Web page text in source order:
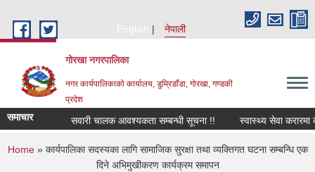
English
नेपाली
गोरखा नगरपालिका
नगर कार्यपालिकाको कार्यालय, डुम्रिडाँडा, गोरखा, गण्डकी
प्रदेश
समाचार सवारी चालक आवश्यकता सम्बन्धी सूचना !! स्वास्थ्य सेवा करारमा
You are here
Home» कार्यपालिका सदस्यका लागि सामाजिक सुरक्षा तथा व्यक्तिगत घटना सम्बन्धि एक
दिने अभिमुखीकरण कार्यक्रम समापन